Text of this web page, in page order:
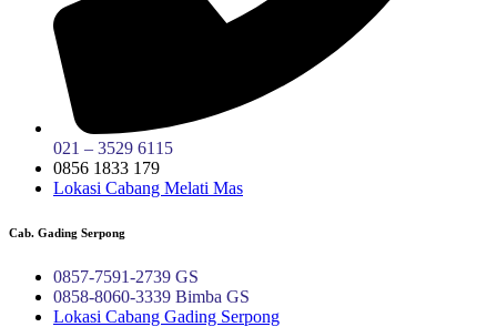
021 – 3529 6115
0856 1833 179
Lokasi Cabang Melati Mas
Cab. Gading Serpong
0857-7591-2739 GS
0858-8060-3339 Bimba GS
Lokasi Cabang Gading Serpong